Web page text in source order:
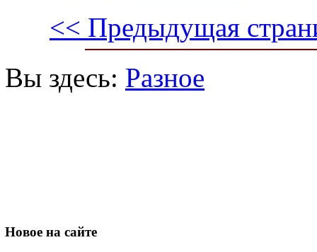
<< Предыдущая
Вы здесь: Разное
Новое на сайте